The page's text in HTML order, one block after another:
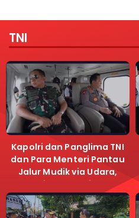
TNI
Kapolri dan Panglima TNI
dan Para Menteri Pantau
Jalur Mudik via Udara,
Pastikan Lalu Lintas
Lancar